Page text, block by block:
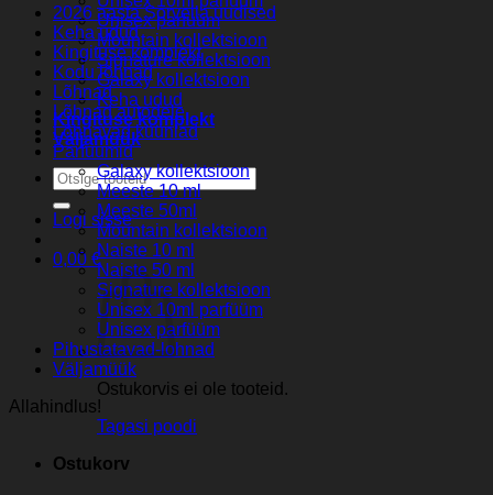
Unisex parfüüm
Mountain kollektsioon
Signature kollektsioon
Galaxy kollektsioon
Keha udud
Kingituse komplekt
Väljamüük
Otsi:
Logi sisse
0,00 €
Ostukorvis ei ole tooteid.
Tagasi poodi
Ostukorv
2026 aasta Sorvella uudised
Keha udud
Kingituse komplekt
Kodu lõhnad
Lõhnad
Lõhnad autodele
Lõhnavad küünlad
Parfuumid
Galaxy kollektsioon
Meeste 10 ml
Meeste 50ml
Mountain kollektsioon
Naiste 10 ml
Naiste 50 ml
Signature kollektsioon
Unisex 10ml parfüüm
Unisex parfüüm
Pihustatavad-lohnad
Väljamüük
Allahindlus!